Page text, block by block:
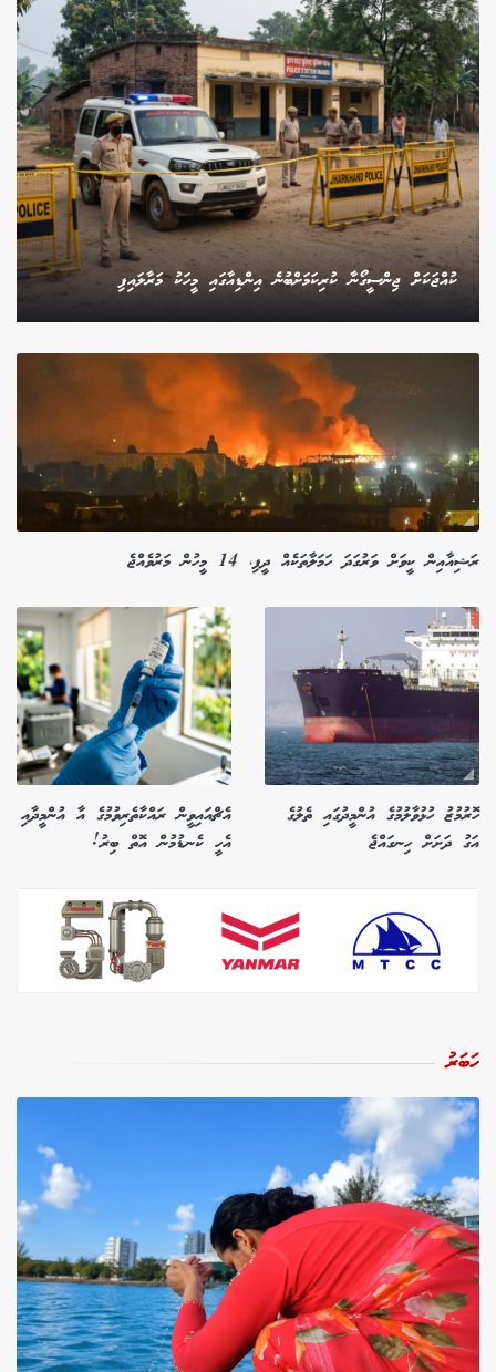
ކުއްޖަކަށް ޖިންސީގޯނާ ކުރިކަމަށްބުނެ އިންޑިއާގައި މީހަކު މަރާލައިފި
ރަޝިއާއިން ކީވަށް ވަރުގަދަ ހަމަލާތަކެއް ދީފި، 14 މީހުން މަރުވެއްޖެ
ހޮރުމުޒު ހުޅުވާލުމުގެ އުންމީދުގައި ތެލުގެ
އަގު ދަށަށް ހިނގައްޖެ
އެޗްއައިވީން ރައްކާތެރިވުމުގެ އާ އުންމީދާއި
އެހީ ކެނޑުމުން އޮތް ބިރު!
ހަބަރު